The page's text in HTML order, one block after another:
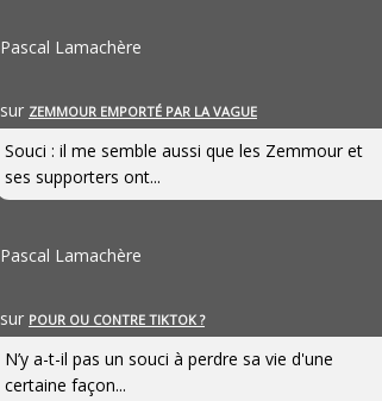
Pascal Lamachère
sur ZEMMOUR EMPORTÉ PAR LA VAGUE
Souci : il me semble aussi que les Zemmour et
ses supporters ont...
Pascal Lamachère
sur POUR OU CONTRE TIKTOK ?
N’y a-t-il pas un souci à perdre sa vie d'une
certaine façon...